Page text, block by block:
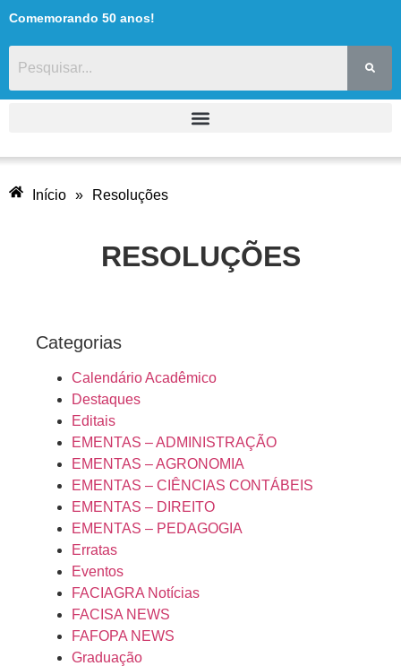
Comemorando 50 anos!
Início » Resoluções
RESOLUÇÕES
Categorias
Calendário Acadêmico
Destaques
Editais
EMENTAS – ADMINISTRAÇÃO
EMENTAS – AGRONOMIA
EMENTAS – CIÊNCIAS CONTÁBEIS
EMENTAS – DIREITO
EMENTAS – PEDAGOGIA
Erratas
Eventos
FACIAGRA Notícias
FACISA NEWS
FAFOPA NEWS
Graduação
Resolução
N°01/2026-
CDA/AEDA.
26/02/2026
Nenhum
RESOLUÇÃO
N°06/2025-
AEDA